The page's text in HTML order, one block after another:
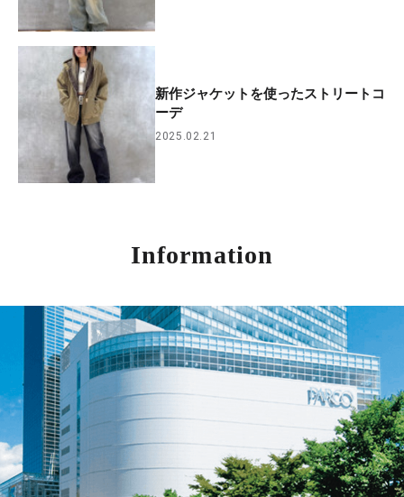
新作ジャケットを使ったストリートコ
ーデ
2025.02.21
Information